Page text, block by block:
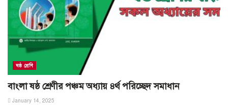
ষষ্ঠ শ্রেণি
বাংলা ষষ্ঠ শ্রেণীর পঞ্চম অধ্যায় ৪র্থ পরিচ্ছেদ সমাধান
January 14, 2025